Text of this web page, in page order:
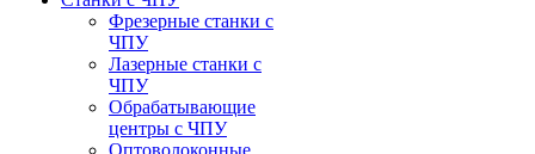
Фрезерные станки с
ЧПУ
Лазерные станки с
ЧПУ
Обрабатывающие
центры с ЧПУ
Оптоволоконные